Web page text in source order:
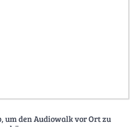
um den Audiowalk vor Ort zu